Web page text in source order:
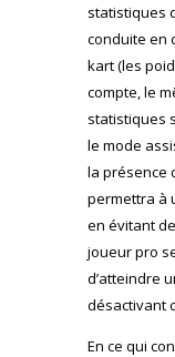
statistiques
conduite en
kart (les
compte, le
statistiques
le mode
la présence
permettra à
en évitant
joueur pro
d’atteindre
désactivant
En ce qui